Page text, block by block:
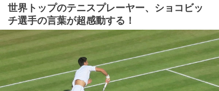
世界トップのテニスプレーヤー、ショコビッ
チ選手の言葉が超感動する！